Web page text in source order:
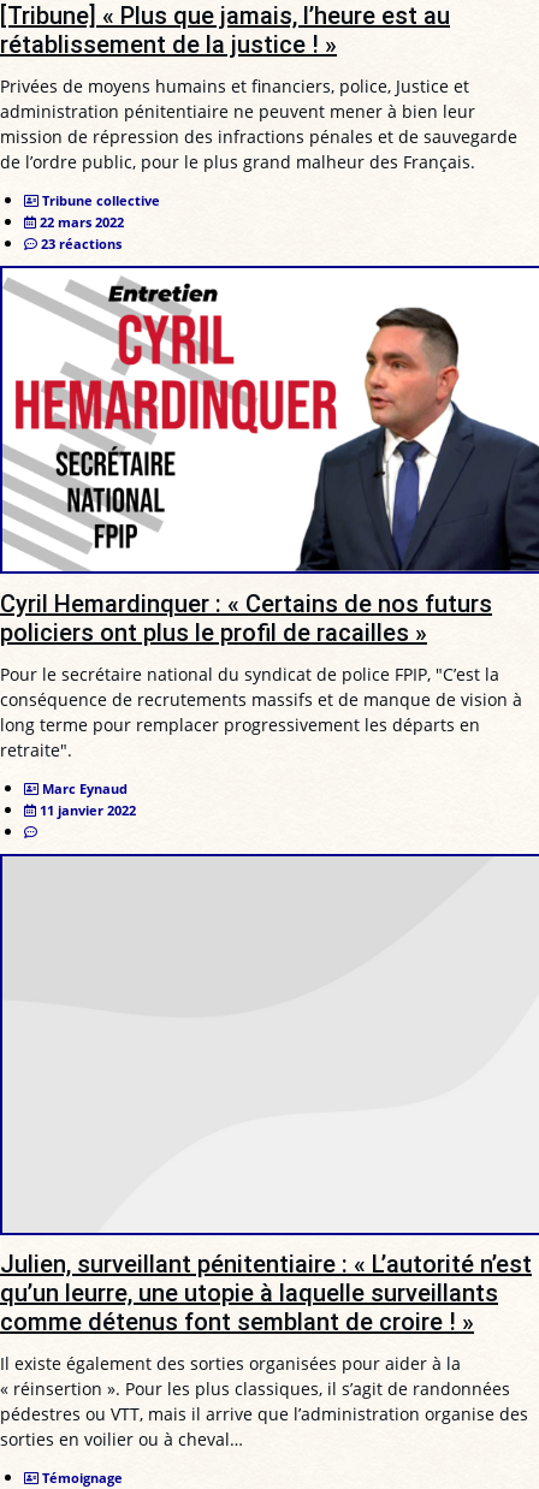
[Tribune] « Plus que jamais, l’heure est au
rétablissement de la justice ! »
Privées de moyens humains et financiers, police, Justice et
administration pénitentiaire ne peuvent mener à bien leur
mission de répression des infractions pénales et de sauvegarde
de l’ordre public, pour le plus grand malheur des Français.
Tribune collective
22 mars 2022
23 réactions
Cyril Hemardinquer : « Certains de nos futurs
policiers ont plus le profil de racailles »
Pour le secrétaire national du syndicat de police FPIP, "C’est la
conséquence de recrutements massifs et de manque de vision à
long terme pour remplacer progressivement les départs en
retraite".
Marc Eynaud
11 janvier 2022
Julien, surveillant pénitentiaire : « L’autorité n’est
qu’un leurre, une utopie à laquelle surveillants
comme détenus font semblant de croire ! »
Il existe également des sorties organisées pour aider à la
« réinsertion ». Pour les plus classiques, il s’agit de randonnées
pédestres ou VTT, mais il arrive que l’administration organise des
sorties en voilier ou à cheval…
Témoignage